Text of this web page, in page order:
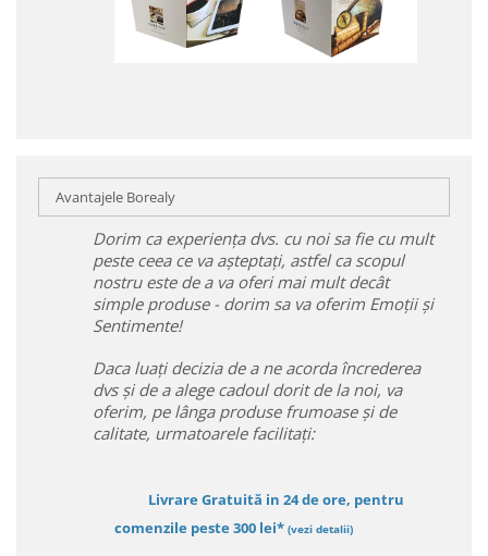
Avantajele Borealy
Dorim ca experiența dvs. cu noi sa fie cu mult
peste ceea ce va așteptați, astfel ca scopul
nostru este de a va oferi mai mult decât
simple produse - dorim sa va oferim Emoții și
Sentimente!
Daca luați decizia de a ne acorda încrederea
dvs și de a alege cadoul dorit de la noi, va
oferim, pe lânga produse frumoase și de
calitate, urmatoarele facilitați:
Livrare Gratuită in 24 de ore, pentru
comenzile peste 300 lei* (vezi detalii)